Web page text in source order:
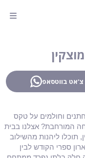
צ'אט בווטסאפ
וחולמים על טקס
המורחבת? אצלנו בבית
דקר 54 קרית מוצקין, תוכלו ליהנות מהשילוב
ספרי הקודש לבין